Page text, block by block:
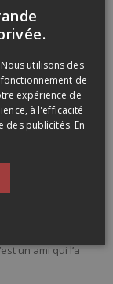
d’épices,
vin glisse bien
je sais, il fait
sauvignon
(4%) et cinsault
» 😉
un ami qui l’a
utilisons des
de
expérience de
à l'efficacité
des publicités. En